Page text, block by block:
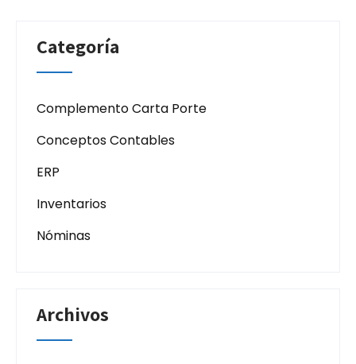
Categoría
Complemento Carta Porte
Conceptos Contables
ERP
Inventarios
Nóminas
Archivos